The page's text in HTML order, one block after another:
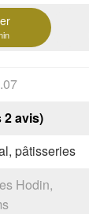
2 avis)
pâtisseries
Hodin,